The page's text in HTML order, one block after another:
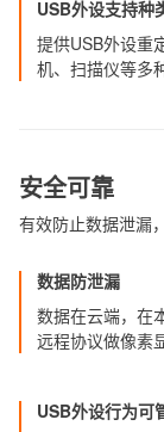
USB外设支持种
提供USB外设重
机、扫描仪等多
安全可靠
有效防止数据泄漏
数据防泄漏
数据在云端，在
远程协议做像素
USB外设行为可